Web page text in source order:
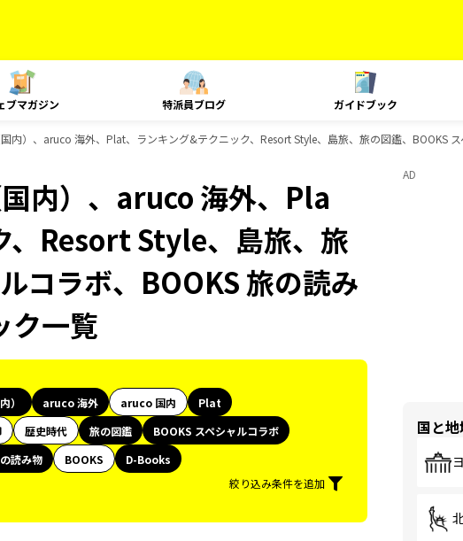
ブマガジン 特派員ブログ ガイドブック
内）、aruco 海外、Plat、ランキング&テクニック、Resort Style、島旅、旅の図鑑、BOOKS
内）、aruco 海外、Pla
、Resort Style、島旅、旅
コラボ、BOOKS 旅の読み
ク一覧
） aruco 海外 aruco 国内
Plat
歴史時代 旅の図鑑
BOOKS スペシャルコラボ
読み物 BOOKS
D-Books
絞り込み条件を追加
AD
国と